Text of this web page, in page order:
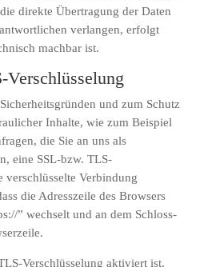
direkte Übertragung der Daten
verlangen, erfolgt
machbar ist.
Verschlüsselung
und zum Schutz
Inhalte, wie zum Beispiel
die Sie an uns als
eine SSL-bzw. TLS-
verschlüsselte Verbindung
die Adresszeile des Browsers
” wechselt und an dem Schloss-
Verschlüsselung aktiviert ist,